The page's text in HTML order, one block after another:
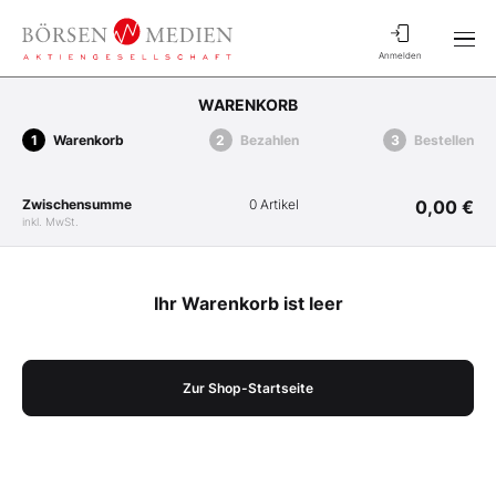
Anmelden
WARENKORB
Warenkorb Bezahlen Bestellen
Zwischensumme
inkl. MwSt.
0 Artikel 0,00 €
Ihr Warenkorb ist leer
Zur Shop-Startseite